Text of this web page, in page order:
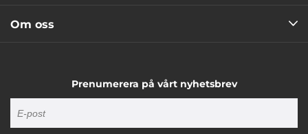
Om oss
Prenumerera på vårt nyhetsbrev